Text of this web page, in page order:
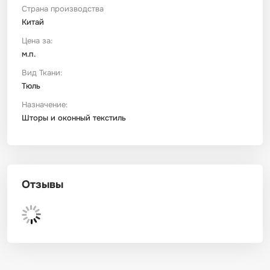
Страна производства
Китай
Цена за:
м.п.
Вид Ткани:
Тюль
Назначение:
Шторы и оконный текстиль
Отзывы
Штапель